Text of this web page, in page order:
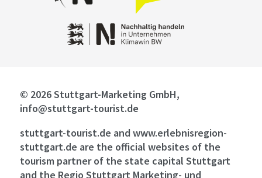
© 2026 Stuttgart-Marketing GmbH,
info@stuttgart-tourist.de
stuttgart-tourist.de and www.erlebnisregion-
stuttgart.de are the official websites of the
tourism partner of the state capital Stuttgart
and the Regio Stuttgart Marketing- und